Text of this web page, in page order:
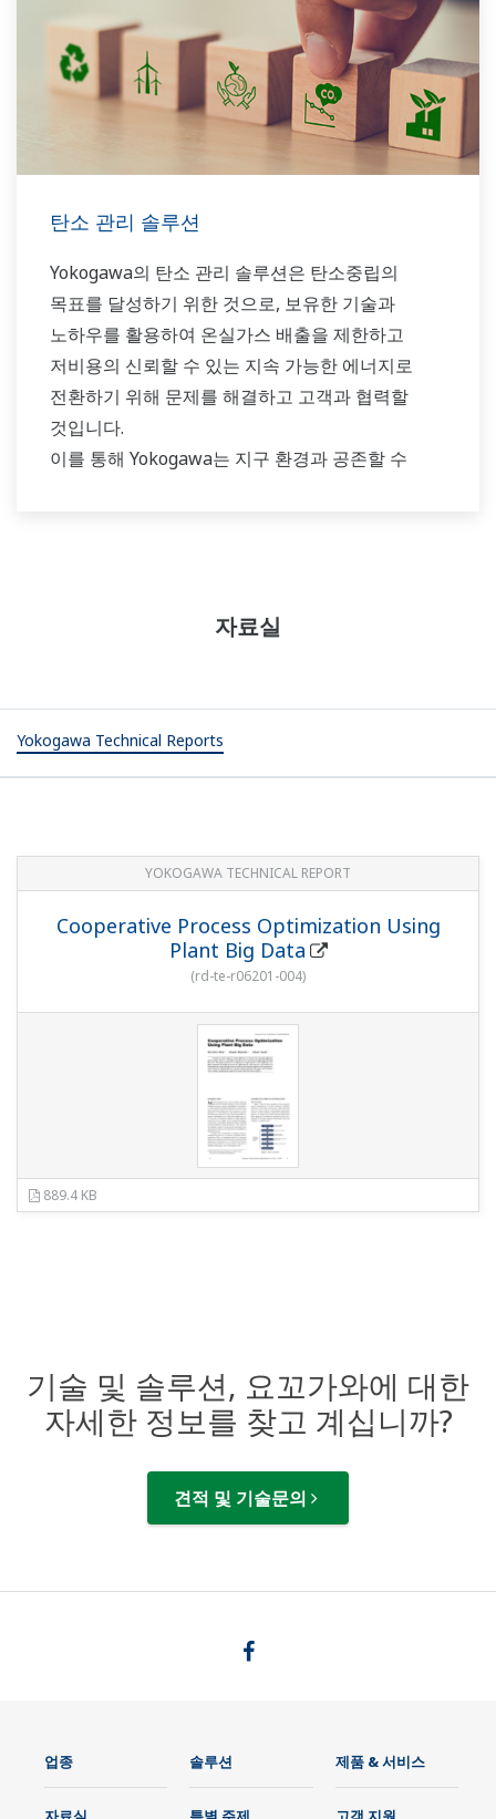
탄소 관리 솔루션
Yokogawa의 탄소 관리 솔루션은 탄소중립의
목표를 달성하기 위한 것으로, 보유한 기술과
노하우를 활용하여 온실가스 배출을 제한하고
저비용의 신뢰할 수 있는 지속 가능한 에너지로
전환하기 위해 문제를 해결하고 고객과 협력할
것입니다.
이를 통해 Yokogawa는 지구 환경과 공존할 수
자료실
Yokogawa Technical Reports
YOKOGAWA TECHNICAL REPORT
Cooperative Process Optimization Using
Plant Big Data
(rd-te-r06201-004)
889.4 KB
기술 및 솔루션, 요꼬가와에 대한
자세한 정보를 찾고 계십니까?
견적 및 기술문의
업종 솔루션 제품 & 서비스